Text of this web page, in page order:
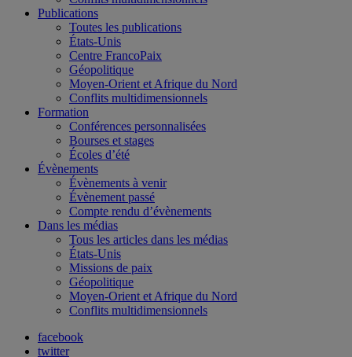
Publications
Toutes les publications
États-Unis
Centre FrancoPaix
Géopolitique
Moyen-Orient et Afrique du Nord
Conflits multidimensionnels
Formation
Conférences personnalisées
Bourses et stages
Écoles d’été
Évènements
Évènements à venir
Évènement passé
Compte rendu d’évènements
Dans les médias
Tous les articles dans les médias
États-Unis
Missions de paix
Géopolitique
Moyen-Orient et Afrique du Nord
Conflits multidimensionnels
facebook
twitter